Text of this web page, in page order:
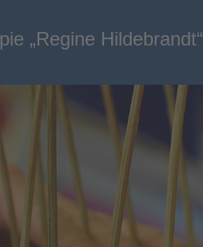
„Regine Hildebrandt“